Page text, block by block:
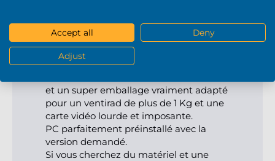
Bonjour,
PC correspondant exactement à mes
souhaits en suivant les conseils judicieux
du technicien du support.
et un super emballage vraiment adapté
pour un ventirad de plus de 1 Kg et une
carte vidéo lourde et imposante.
PC parfaitement préinstallé avec la
version demandé.
Si vous cherchez du matériel et une
Accept all Deny
Adjust